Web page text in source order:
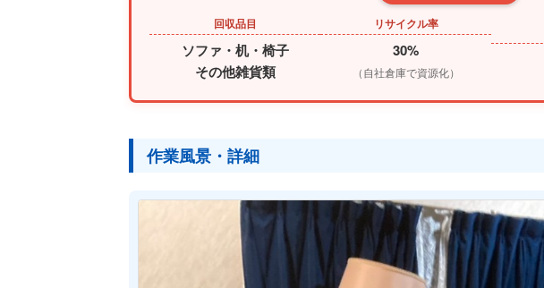
回収品目
ソファ・机・椅子
その他雑貨類
リサイクル率
30%
（自社倉庫で資源化）
作業風景・詳細